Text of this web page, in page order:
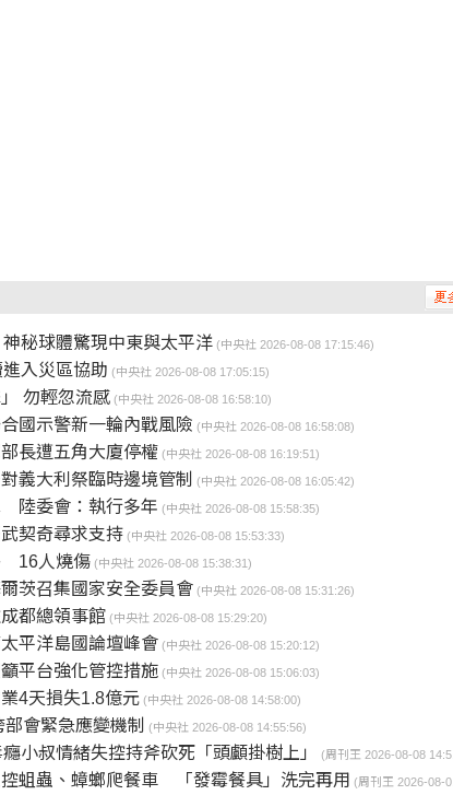
秘球體驚現中東與太平洋 (中央社 2026-08-08 17:15:46)
入災區協助 (中央社 2026-08-08 17:05:15)
勿輕忽流感 (中央社 2026-08-08 16:58:10)
國示警新一輪內戰風險 (中央社 2026-08-08 16:58:08)
長遭五角大廈停權 (中央社 2026-08-08 16:19:51)
義大利祭臨時邊境管制 (中央社 2026-08-08 16:05:42)
陸委會：執行多年 (中央社 2026-08-08 15:58:35)
契奇尋求支持 (中央社 2026-08-08 15:53:33)
16人燒傷 (中央社 2026-08-08 15:38:31)
茨召集國家安全委員會 (中央社 2026-08-08 15:31:26)
都總領事館 (中央社 2026-08-08 15:29:20)
平洋島國論壇峰會 (中央社 2026-08-08 15:20:12)
平台強化管控措施 (中央社 2026-08-08 15:06:03)
4天損失1.8億元 (中央社 2026-08-08 14:58:00)
會緊急應變機制 (中央社 2026-08-08 14:55:56)
小叔情緒失控持斧砍死「頭顱掛樹上」 (周刊王 2026-08-08 14:50:39)
蛆蟲、蟑螂爬餐車 「發霉餐具」洗完再用 (周刊王 2026-08-08 14:34:55)